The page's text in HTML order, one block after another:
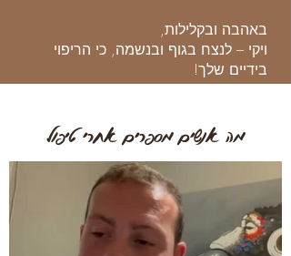
באהבה ובקלילות,
ויקי – לנצח בגוף ובנשמה, כי הריפוי
בידיים שלך!
מה אנשים מספרים אחרי טיפול